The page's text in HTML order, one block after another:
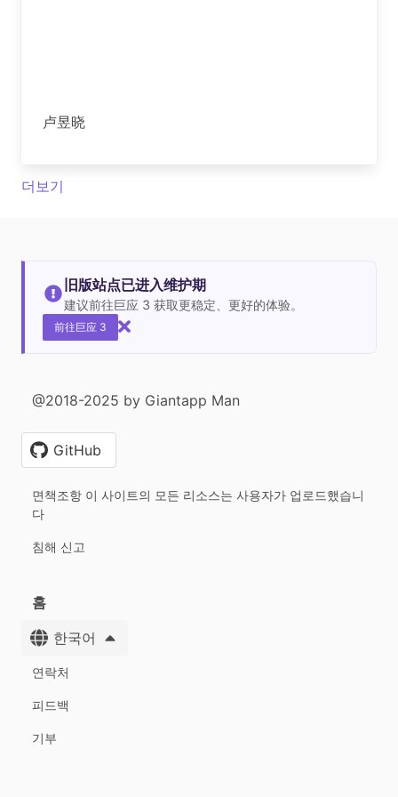
卢昱晓
더보기
旧版站点已进入维护期
建议前往巨应 3 获取更稳定、更好的体验。
前往巨应 3
@2018-2025 by Giantapp Man
GitHub
면책조항 이 사이트의 모든 리소스는 사용자가 업로드했습니
다
침해 신고
홈
한국어
연락처
피드백
기부